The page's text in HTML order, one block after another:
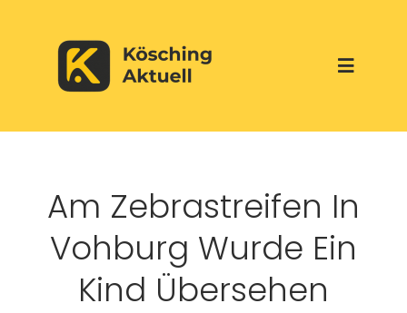
content
Toggle
Aktuelles
Über uns
Am Zebrastreifen In
Vohburg Wurde Ein
Kind Übersehen